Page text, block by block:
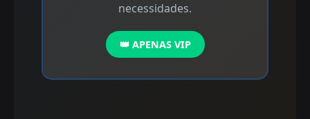
necessidades.
👑 APENAS VIP